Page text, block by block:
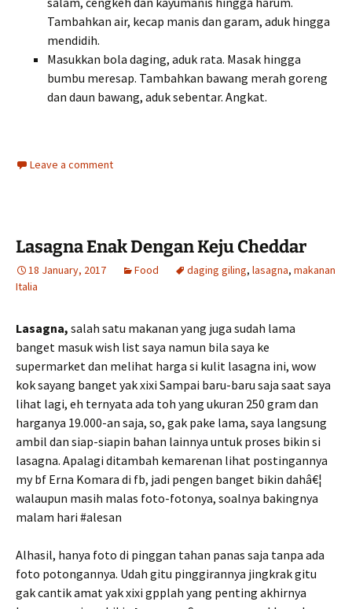
Tambahkan air, kecap manis dan garam, aduk hingga
mendidih.
Masukkan bola daging, aduk rata. Masak hingga
bumbu meresap. Tambahkan bawang merah goreng
dan daun bawang, aduk sebentar. Angkat.
Leave a comment
Lasagna Enak Dengan Keju Cheddar
18 January, 2017 Food daging giling, lasagna, makanan
Italia
Lasagna, salah satu makanan yang juga sudah lama
banget masuk wish list saya namun bila saya ke
supermarket dan melihat harga si kulit lasagna ini, wow
kok sayang banget yak xixi Sampai baru-baru saja saat saya
lihat lagi, eh ternyata ada toh yang ukuran 250 gram dan
harganya 19.000-an saja, so, gak pake lama, saya langsung
ambil dan siap-siapin bahan lainnya untuk proses bikin si
lasagna. Apalagi ditambah kemarenan lihat postingannya
my bf Erna Komara di fb, jadi pengen banget bikin dahâ€¦
walaupun masih malas foto-fotonya, soalnya bakingnya
malam hari #alesan
Alhasil, hanya foto di pinggan tahan panas saja tanpa ada
foto potongannya. Udah gitu pinggirannya jingkrak gitu
gak cantik amat yak xixi gpplah yang penting akhirnya